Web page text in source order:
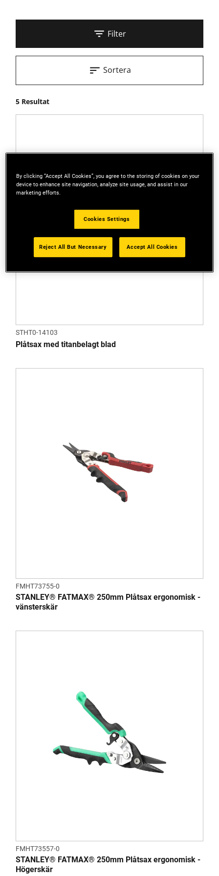
Filter
5 Resultat
Sortera
STHT0-14103
Plåtsax med titanbelagt blad
FMHT73755-0
STANLEY® FATMAX® 250mm Plåtsax ergonomisk -
vänsterskär
FMHT73557-0
STANLEY® FATMAX® 250mm Plåtsax ergonomisk -
Högerskär
By clicking “Accept All Cookies”, you agree to the storing of cookies on your
device to enhance site navigation, analyze site usage, and assist in our
marketing efforts.
Cookies Settings
Reject All But Necessary Accept All Cookies